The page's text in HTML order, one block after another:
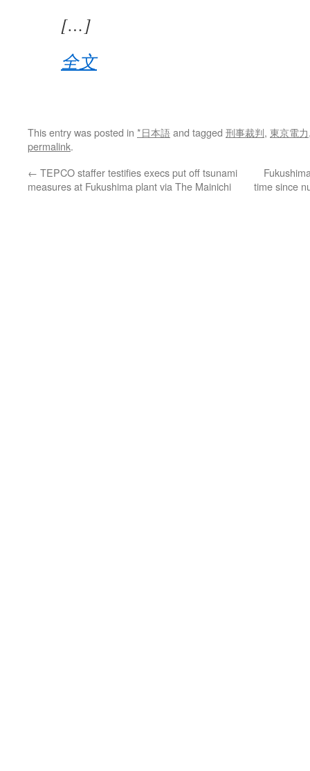
[…]
全文
This entry was posted in *日本語and tagged 刑事裁判, 東京電力
permalink.
← TEPCO staffer testifies execs put off tsunami
measures at Fukushima plant via The Mainichi
time since